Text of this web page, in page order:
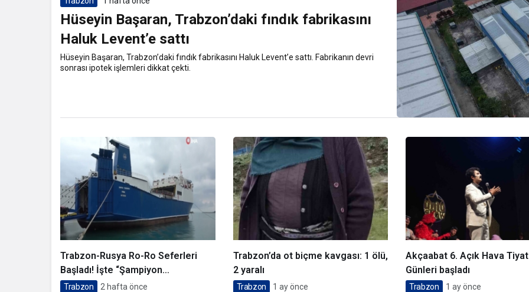
Hüseyin Başaran, Trabzon’daki fındık fabrikasını
Haluk Levent’e sattı
Hüseyin Başaran, Trabzon’daki fındık fabrikasını Haluk Levent’e sattı. Fabrikanın devri
sonrası ipotek işlemleri dikkat çekti.
Trabzon-Rusya Ro-Ro Seferleri
Başladı! İşte “Şampiyon
Trabzonspor” Feribotunun Sefer
Trabzon 2 hafta önce
Trabzon’da ot biçme kavgası: 1 ölü,
2 yaralı
Trabzon 1 ay önce
Akçaabat 6. Açık Hava
Günleri başladı
Trabzon 1 ay önce